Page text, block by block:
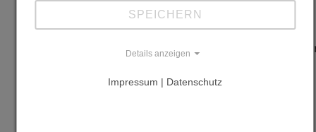
Springers
Jahrhundert"
SPEICHERN
Details anzeigen
Impressum | Datenschutz